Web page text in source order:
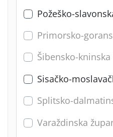
Požeško-
Primorsko-
Šibensko-
Sisačko-
Splitsko-
Varaždinska